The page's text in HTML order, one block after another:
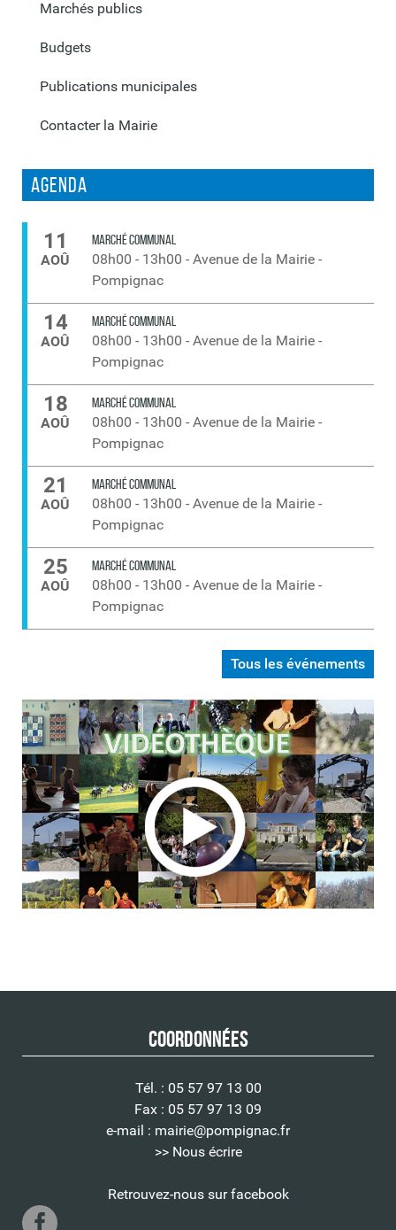
Marchés publics
Budgets
Publications municipales
Contacter la Mairie
Agenda
Tous les événements
11
AOÛ
MARCHÉ COMMUNAL
08h00 - 13h00 - Avenue de la Mairie -
Pompignac
14
AOÛ
MARCHÉ COMMUNAL
08h00 - 13h00 - Avenue de la Mairie -
Pompignac
18
AOÛ
MARCHÉ COMMUNAL
08h00 - 13h00 - Avenue de la Mairie -
Pompignac
21
AOÛ
MARCHÉ COMMUNAL
08h00 - 13h00 - Avenue de la Mairie -
Pompignac
25
AOÛ
MARCHÉ COMMUNAL
08h00 - 13h00 - Avenue de la Mairie -
Pompignac
Coordonnées
Tél. : 05 57 97 13 00
Fax : 05 57 97 13 09
e-mail : mairie@pompignac.fr
>> Nous écrire
Retrouvez-nous sur facebook